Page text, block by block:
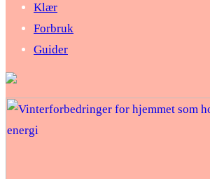
Klær
Forbruk
Guider